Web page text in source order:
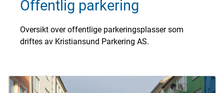
Offentlig parkering
Oversikt over offentlige parkeringsplasser som
driftes av Kristiansund Parkering AS.